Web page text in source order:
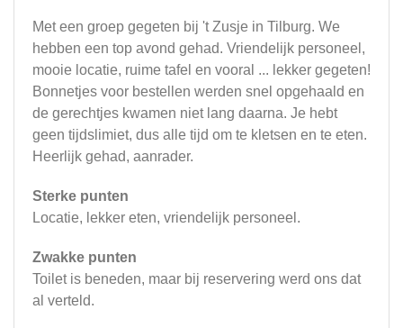
Met een groep gegeten bij 't Zusje in Tilburg. We
hebben een top avond gehad. Vriendelijk personeel,
mooie locatie, ruime tafel en vooral ... lekker gegeten!
Bonnetjes voor bestellen werden snel opgehaald en
de gerechtjes kwamen niet lang daarna. Je hebt
geen tijdslimiet, dus alle tijd om te kletsen en te eten.
Heerlijk gehad, aanrader.
Sterke punten
Locatie, lekker eten, vriendelijk personeel.
Zwakke punten
Toilet is beneden, maar bij reservering werd ons dat
al verteld.